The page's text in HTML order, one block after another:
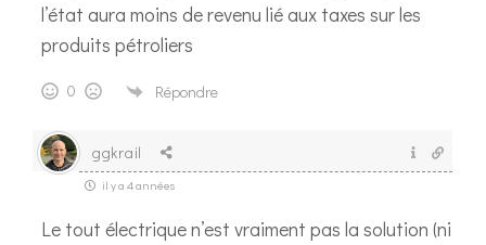
l’état aura moins de revenu lié aux taxes sur les
produits pétroliers
0 Répondre
ggkrail
il y a 4 années
Le tout électrique n’est vraiment pas la solution (ni